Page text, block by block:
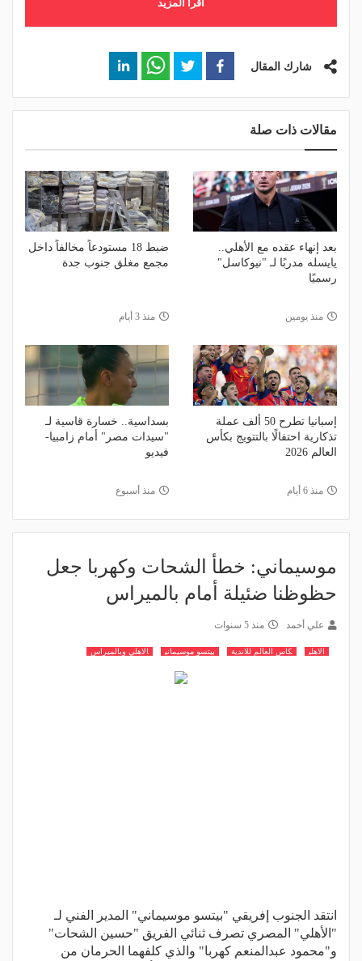
اقرأ المزيد
شارك المقال
مقالات ذات صلة
بعد إنهاء عقده مع الأهلي..
يايسله مدربًا لـ "نيوكاسل"
رسميًا
منذ يومين
ضبط 18 مستودعاً مخالفاً داخل
مجمع مغلق جنوب جدة
منذ 3 أيام
إسبانيا تطرح 50 ألف عملة
تذكارية احتفالًا بالتتويج بكأس
العالم 2026
منذ 6 أيام
بسداسية.. خسارة قاسية لـ
"سيدات مصر" أمام زامبيا-
فيديو
منذ أسبوع
موسيماني: خطأ الشحات وكهربا جعل
حظوظنا ضئيلة أمام بالميراس
علي أحمد منذ 5 سنوات
الاهلي كاس العالم للاندية بيتسو موسيماني الاهلي وبالميراس
انتقد الجنوب إفريقي "بيتسو موسيماني" المدير الفني لـ
"الأهلي" المصري تصرف ثنائي الفريق "حسين الشحات"
و"محمود عبدالمنعم كهربا" والذي كلفهما الحرمان من